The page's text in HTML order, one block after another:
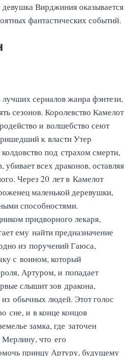
Вирджиния оказывается
фантастических событий.
сериалов жанра фэнтези,
сезонов. Королевство Камелот
и волшебство сеют
к власти Утер
под страхом смерти,
убивает всех драконов, оставляя
Через 20 лет в Камелот
маленькой деревушки,
способностями.
придворного лекаря,
ему найти предназначение
из поручений Гаюса,
с воином, который
Артуром, и попадает
слышит зов дракона,
обычных людей. Этот голос
сне, и в конце концов
замка, где заточен
что его
принцу Артуру, будущему